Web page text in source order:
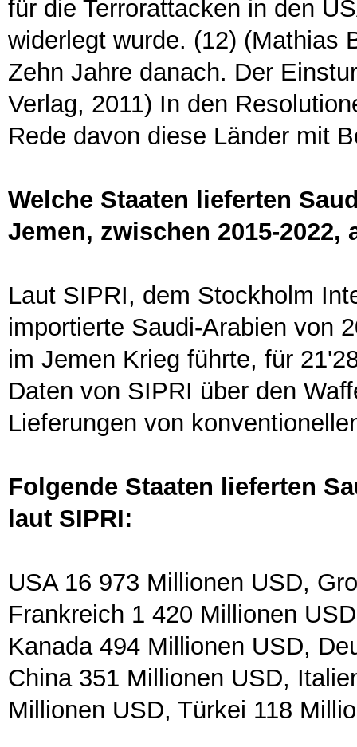
für die Terrorattacken in den
widerlegt wurde. (12) (Mathias
Zehn Jahre danach. Der
Verlag, 2011) In den
Rede davon diese Länder mit
Welche Staaten lieferten
Jemen, zwischen 2015-
Laut SIPRI, dem Stockholm
importierte Saudi-Arabien von
im Jemen Krieg führte, für
Daten von SIPRI über den
Lieferungen von
Folgende Staaten lieferten
laut SIPRI:
USA 16 973 Millionen USD,
Frankreich 1 420 Millionen
Kanada 494 Millionen USD,
China 351 Millionen USD,
Millionen USD, Türkei 118